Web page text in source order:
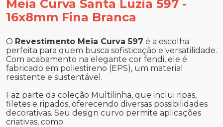
Meia Curva Santa Luzia 597 -
16x8mm Fina Branca
O Revestimento Meia Curva 597 é a escolha
perfeita para quem busca sofisticação e versatilidade.
Com acabamento na elegante cor fendi, ele é
fabricado em poliestireno (EPS), um material
resistente e sustentável.
Faz parte da coleção Multilinha, que inclui ripas,
filetes e ripados, oferecendo diversas possibilidades
decorativas. Seu design curvo permite aplicações
criativas, como: